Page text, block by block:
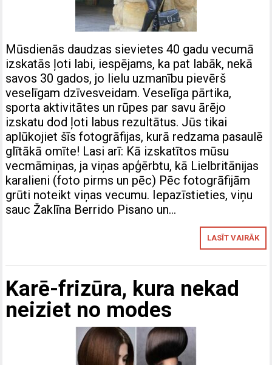
Mūsdienās daudzas sievietes 40 gadu vecumā
izskatās ļoti labi, iespējams, ka pat labāk, nekā
savos 30 gados, jo lielu uzmanību pievērš
veselīgam dzīvesveidam. Veselīga pārtika,
sporta aktivitātes un rūpes par savu ārējo
izskatu dod ļoti labus rezultātus. Jūs tikai
aplūkojiet šīs fotogrāfijas, kurā redzama pasaulē
glītākā omīte! Lasi arī: Kā izskatītos mūsu
vecmāmiņas, ja viņas apģērbtu, kā Lielbritānijas
karalieni (foto pirms un pēc) Pēc fotogrāfijām
grūti noteikt viņas vecumu. Iepazīstieties, viņu
sauc Žaklīna Berrido Pisano un…
LASĪT VAIRĀK
Karē-frizūra, kura nekad
neiziet no modes